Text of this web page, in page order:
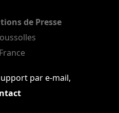
de Presse
par e-mail,